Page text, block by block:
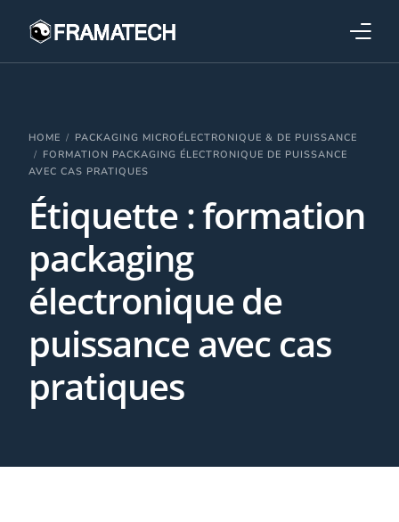
HOME
PACKAGING MICROÉLECTRONIQUE & DE PUISSANCE
FORMATION PACKAGING ÉLECTRONIQUE DE PUISSANCE
AVEC CAS PRATIQUES
Étiquette :formation
packaging
électronique de
puissance avec cas
pratiques
Formations
Stratégies industrielles